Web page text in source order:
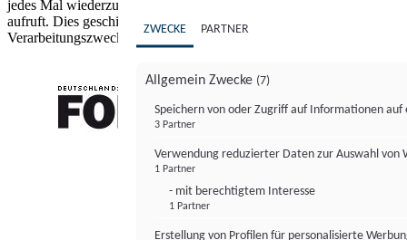
jedes Mal wiederzuerkennen, wenn es eine App oder einer Webseite
aufruft. Dies geschieht für einen oder mehrere der hier aufgeführten
Verarbeitungszwecke.
ZWECKE PARTNER
Allgemein Zwecke (7)
Speichern von oder Zugriff auf Informationen auf
3 Partner
Verwendung reduzierter Daten zur Auswahl von
1 Partner
- mit berechtigtem Interesse
1 Partner
Erstellung von Profilen für personalisierte
FONDS professionell